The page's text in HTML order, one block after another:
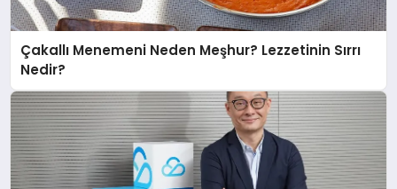
Çakallı Menemeni Neden Meşhur? Lezzetinin Sırrı
Nedir?